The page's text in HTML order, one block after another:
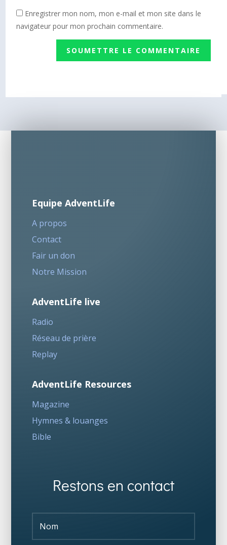
Enregistrer mon nom, mon e-mail et mon site dans le
navigateur pour mon prochain commentaire.
SOUMETTRE LE COMMENTAIRE
Equipe AdventLife
A propos
Contact
Fair un don
Notre Mission
AdventLife live
Radio
Réseau de prière
Replay
AdventLife Resources
Magazine
Hymnes & louanges
Bible
Restons en contact